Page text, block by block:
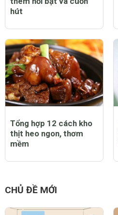
Tổng hợp 20 mẫu tóc
xoăn ngắn đẹp trẻ
trung giúp bạn gái
thêm nổi bật và cuốn
hút
mềm